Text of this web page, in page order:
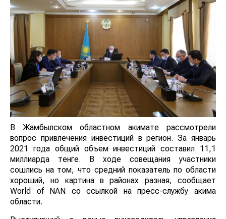
В Жамбылском областном акимате рассмотрели
вопрос привлечения инвестиций в регион. За январь
2021 года общий объем инвестиций составил 11,1
миллиарда тенге. В ходе совещания участники
сошлись на том, что средний показатель по области
хороший, но картина в районах разная, сообщает
World of NAN со ссылкой на пресс-службу акима
области.